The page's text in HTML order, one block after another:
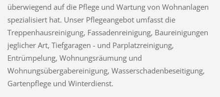
überwiegend auf die Pflege und Wartung von Wohnanlagen
spezialisiert hat. Unser Pflegeangebot umfasst die
Treppenhausreinigung, Fassadenreinigung, Baureinigungen
jeglicher Art, Tiefgaragen - und Parplatzreinigung,
Entrümpelung, Wohnungsräumung und
Wohnungsübergabereinigung, Wasserschadenbeseitigung,
Gartenpflege und Winterdienst.